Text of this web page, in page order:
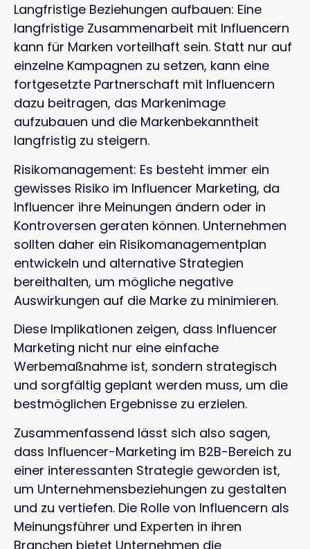
Langfristige Beziehungen aufbauen: Eine
langfristige Zusammenarbeit mit Influencern
kann für Marken vorteilhaft sein. Statt nur auf
einzelne Kampagnen zu setzen, kann eine
fortgesetzte Partnerschaft mit Influencern
dazu beitragen, das Markenimage
aufzubauen und die Markenbekanntheit
langfristig zu steigern.
Risikomanagement: Es besteht immer ein
gewisses Risiko im Influencer Marketing, da
Influencer ihre Meinungen ändern oder in
Kontroversen geraten können. Unternehmen
sollten daher ein Risikomanagementplan
entwickeln und alternative Strategien
bereithalten, um mögliche negative
Auswirkungen auf die Marke zu minimieren.
Diese Implikationen zeigen, dass Influencer
Marketing nicht nur eine einfache
Werbemaßnahme ist, sondern strategisch
und sorgfältig geplant werden muss, um die
bestmöglichen Ergebnisse zu erzielen.
Zusammenfassend lässt sich also sagen,
dass Influencer-Marketing im B2B-Bereich zu
einer interessanten Strategie geworden ist,
um Unternehmensbeziehungen zu gestalten
und zu vertiefen. Die Rolle von Influencern als
Meinungsführer und Experten in ihren
Branchen bietet Unternehmen die